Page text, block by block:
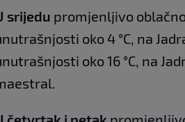
srijedu promjenljivo
oko 4 °C, na
oko 16 °C, na